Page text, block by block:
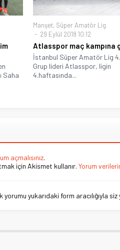
Saha
Manşet, Süper Amatör Lig
29 Eylül 2018 10:12
Atlasspor maç kampına
İstanbul Süper Amatör Lig 4.
Grup lideri Atlasspor, ligin
4.haftasında...
açmalısınız.
için Akismet kullanır. Yorum
yorumu yukarıdaki form aracılığıyla